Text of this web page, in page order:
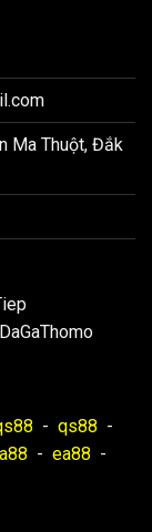
Ma Thuột, Đắk
- qs88 -
- ea88 -